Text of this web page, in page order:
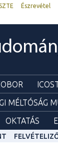
Észrevétel
MÉLTÓSÁG
OKTATÁS